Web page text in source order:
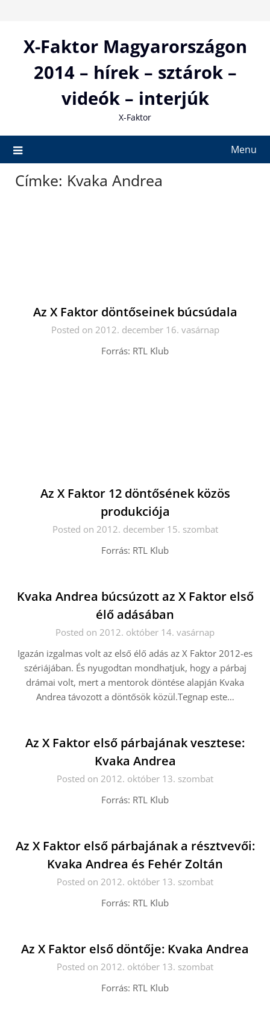
contentX-Faktor Magyarországon
2014 – hírek – sztárok –
videók – interjúk
X-Faktor
Menu
Címke: Kvaka Andrea
Az X Faktor döntőseinek búcsúdala
Posted on 2012. december 16. vasárnap
Forrás: RTL Klub
Az X Faktor 12 döntősének közös
produkciója
Posted on 2012. december 15. szombat
Forrás: RTL Klub
Kvaka Andrea búcsúzott az X Faktor első
élő adásában
Posted on 2012. október 14. vasárnap
Igazán izgalmas volt az első élő adás az X Faktor 2012-es
szériájában. És nyugodtan mondhatjuk, hogy a párbaj
drámai volt, mert a mentorok döntése alapján Kvaka
Andrea távozott a döntősök közül.Tegnap este…
Az X Faktor első párbajának vesztese:
Kvaka Andrea
Posted on 2012. október 13. szombat
Forrás: RTL Klub
Az X Faktor első párbajának a résztvevői:
Kvaka Andrea és Fehér Zoltán
Posted on 2012. október 13. szombat
Forrás: RTL Klub
Az X Faktor első döntője: Kvaka Andrea
Posted on 2012. október 13. szombat
Forrás: RTL Klub